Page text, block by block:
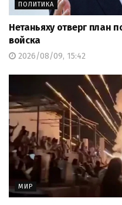
ПОЛИТИКА
Нетаньяху отверг план
войска
2026/08/09, 15:42
МИР